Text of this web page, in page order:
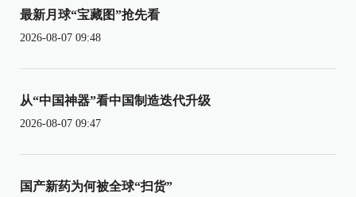
最新月球“宝藏图”抢先看
2026-08-07 09:48
从“中国神器”看中国制造迭代升级
2026-08-07 09:47
国产新药为何被全球“扫货”